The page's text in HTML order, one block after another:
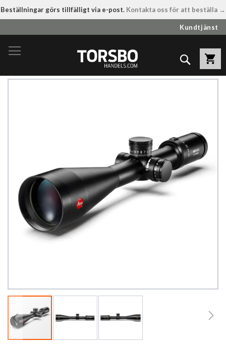
Beställningar görs tillfälligt via e-post. Kontakta oss för att beställa →
till
innehållet
Kundtjänst
Sök